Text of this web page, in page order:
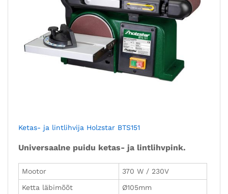
Ketas- ja lintlihvija Holzstar BTS151
Universaalne puidu ketas- ja lintlihvpink.
Mootor
370 W / 230V
Ketta läbimõõt
Ø105mm